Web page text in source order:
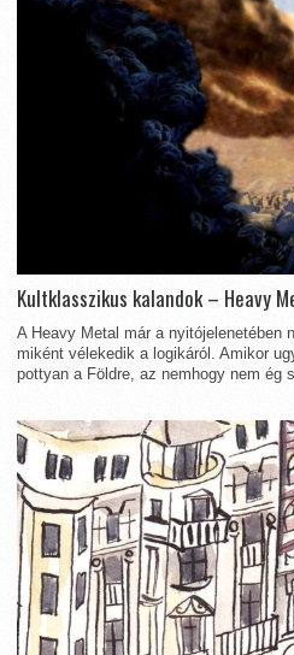
Kultklasszikus kalandok – Heavy
A Heavy Metal már a nyitójelenetében
miként vélekedik a logikáról. Amikor
pottyan a Földre, az nemhogy nem ég